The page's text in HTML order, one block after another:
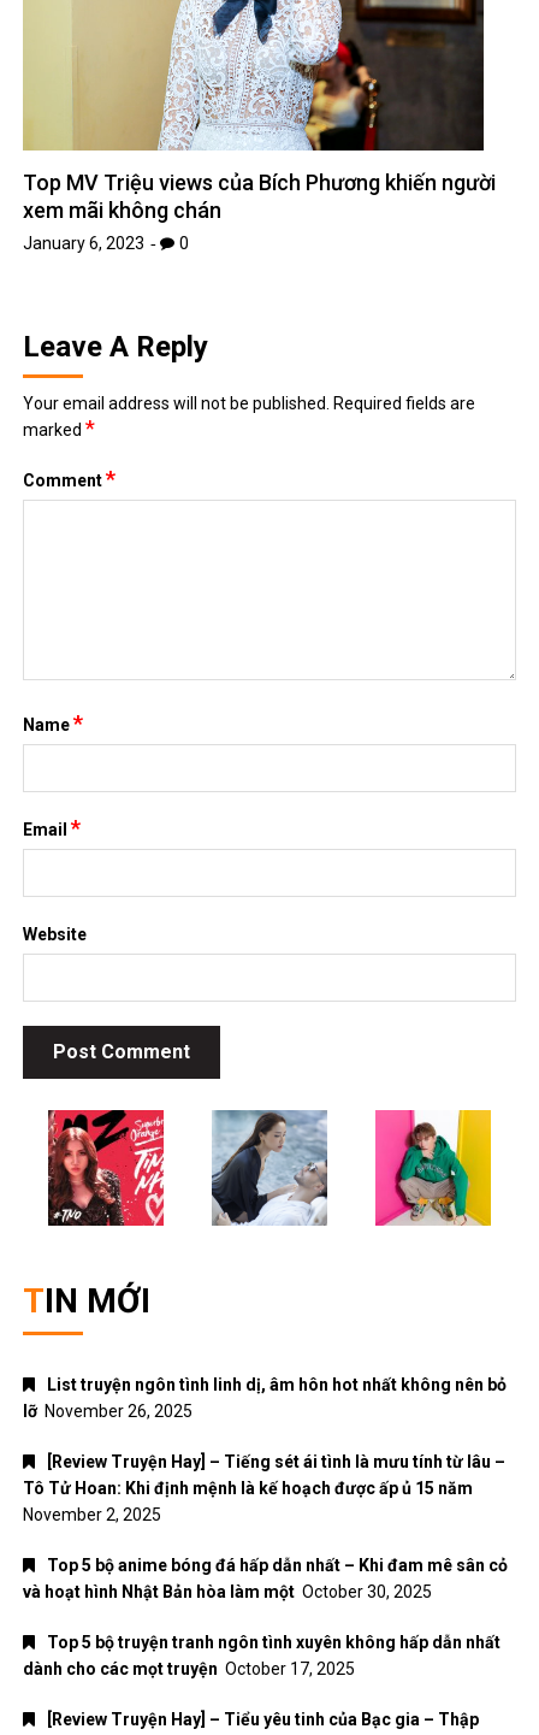
Top MV Triệu views của Bích Phương khiến người
xem mãi không chán
January 6, 2023 0
Leave A Reply
Your email address will not be published. Required fields are
marked*
Comment*
Name*
Email*
Website
TIN MỚI
List truyện ngôn tình linh dị, âm hôn hot nhất không nên bỏ
lỡ November 26, 2025
[Review Truyện Hay] – Tiếng sét ái tình là mưu tính từ lâu –
Tô Tử Hoan: Khi định mệnh là kế hoạch được ấp ủ 15 năm
November 2, 2025
Top 5 bộ anime bóng đá hấp dẫn nhất – Khi đam mê sân cỏ
và hoạt hình Nhật Bản hòa làm một October 30, 2025
Top 5 bộ truyện tranh ngôn tình xuyên không hấp dẫn nhất
dành cho các mọt truyện October 17, 2025
[Review Truyện Hay] – Tiểu yêu tinh của Bạc gia – Thập